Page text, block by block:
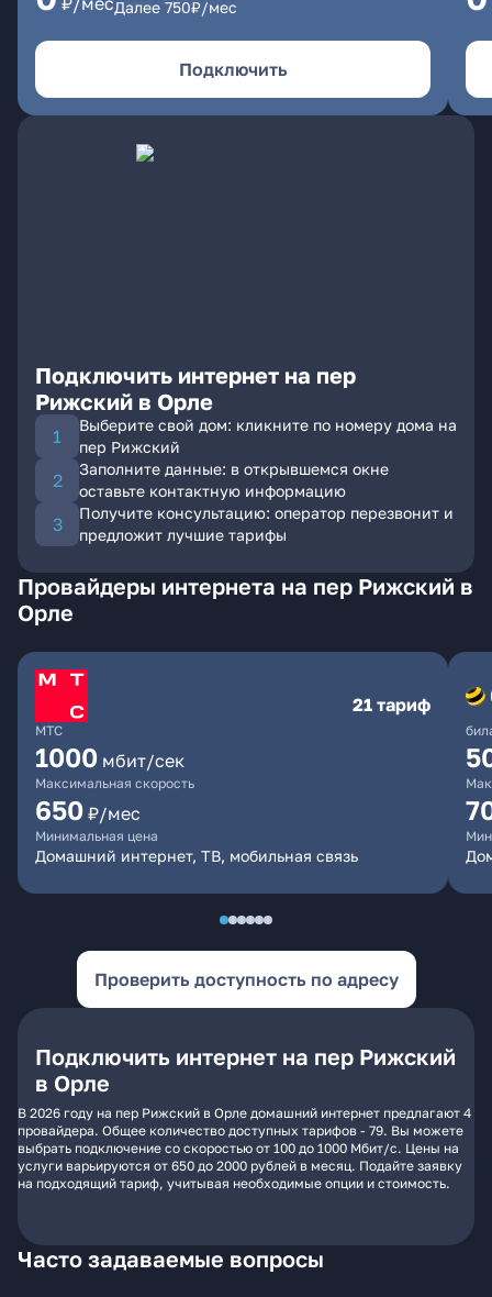
Далее 750₽/мес
Подключить
Подключить интернет на пер
Рижский в Орле
Выберите свой дом: кликните по номеру дома на
пер Рижский
Заполните данные: в открывшемся окне
оставьте контактную информацию
Получите консультацию: оператор перезвонит и
предложит лучшие тарифы
Провайдеры интернета на пер Рижский в
Орле
МТС
21 тариф
1000 мбит/сек
Максимальная скорость
650 ₽/мес
Минимальная цена
Домашний интернет, ТВ, мобильная связь
Проверить доступность по адресу
Подключить интернет на пер Рижский
в Орле
В 2026 году на пер Рижский в Орле домашний интернет предлагают 4
провайдера. Общее количество доступных тарифов - 79. Вы можете
выбрать подключение со скоростью от 100 до 1000 Мбит/с. Цены на
услуги варьируются от 650 до 2000 рублей в месяц. Подайте заявку
на подходящий тариф, учитывая необходимые опции и стоимость.
Часто задаваемые вопросы